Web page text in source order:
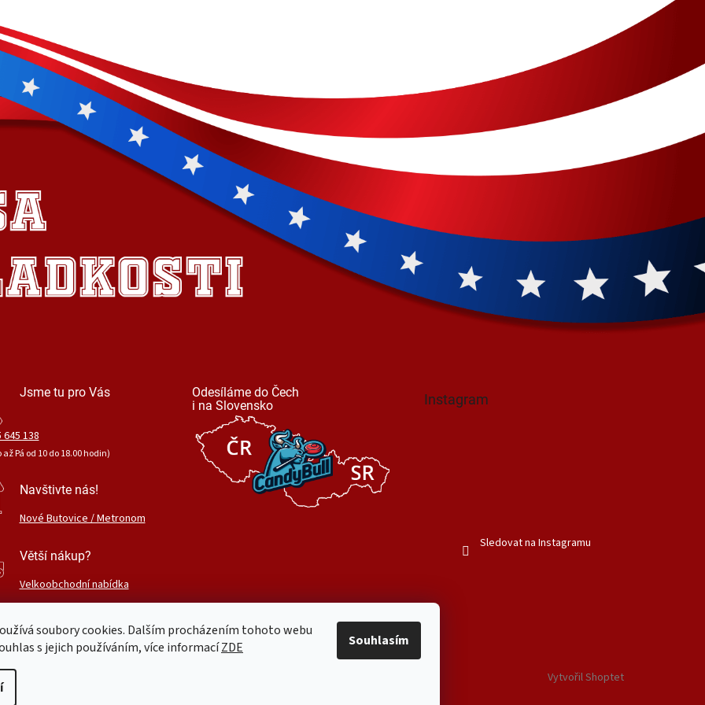
soubory cookies. Dalším procházením tohoto webu
s jejich používáním, více informacíZDE Souhlasím
Jsme tu pro Vás
645 138
až Pá od 10 do 18.00 hodin)
Navštivte nás!
Nové Butovice / Metronom
Větší nákup?
Velkoobchodní nabídka
Odesíláme do Čech
i na Slovensko
Instagram
Sledovat na Instagramu
Vytvořil Shoptet